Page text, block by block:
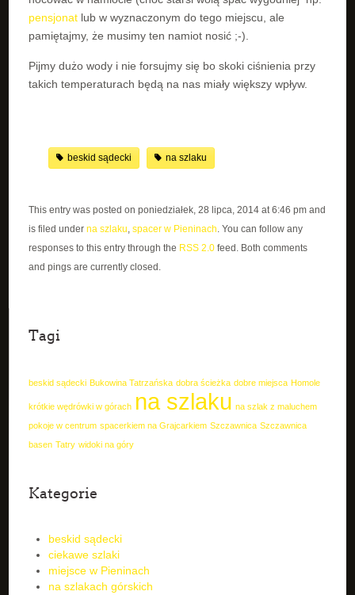
pensjonat lub w wyznaczonym do tego miejscu, ale
pamiętajmy, że musimy ten namiot nosić ;-).
Pijmy dużo wody i nie forsujmy się bo skoki ciśnienia przy
takich temperaturach będą na nas miały większy wpływ.
beskid sądecki na szlaku
This entry was posted on poniedziałek, 28 lipca, 2014 at 6:46 pm and
is filed underna szlaku,spacer w Pieninach. You can follow any
responses to this entry through the RSS 2.0 feed. Both comments
and pings are currently closed.
Tagi
beskid sądecki Bukowina Tatrzańska dobra ścieżka dobre miejsca Homole
krótkie wędrówki w górach na szlaku na szlak z maluchem
pokoje w centrum spacerkiem na Grajcarkiem Szczawnica Szczawnica
basen Tatry widoki na góry
Kategorie
beskid sądecki
ciekawe szlaki
miejsce w Pieninach
na szlakach górskich